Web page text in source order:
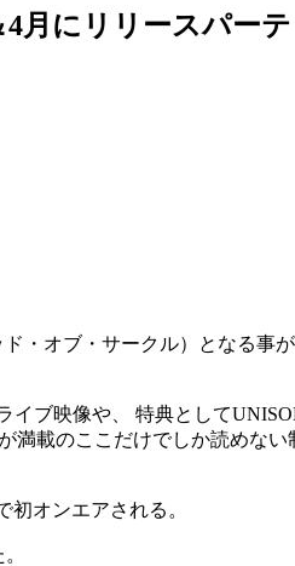
月にリリースパーテ
・オブ・サークル）となる事
イブ映像や、 特典として
満載のここだけでしか読めな
初オンエアされる。